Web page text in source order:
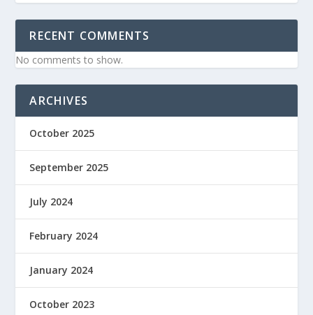
RECENT COMMENTS
No comments to show.
ARCHIVES
October 2025
September 2025
July 2024
February 2024
January 2024
October 2023